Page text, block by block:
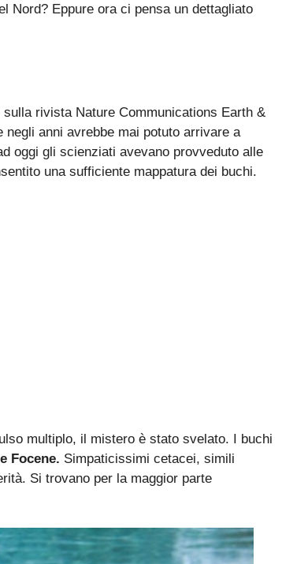
Nord? Eppure ora ci pensa un dettagliato
rivista Nature Communications Earth &
anni avrebbe mai potuto arrivare a
oggi gli scienziati avevano provveduto alle
una sufficiente mappatura dei buchi.
multiplo, il mistero è stato svelato. I buchi
Focene. Simpaticissimi cetacei, simili
Si trovano per la maggior parte